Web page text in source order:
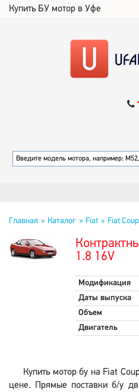
Купить БУ мотор в Уфе
Главная Каталог Fiat Fiat
1.8 16V
Модификация
Даты выпуска
Объем
Двигатель
Купить мотор бу на Fiat
цене. Прямые поставки б/у